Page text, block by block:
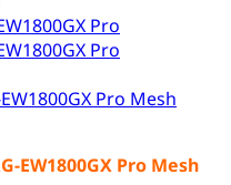
Pro Mesh
EW1800GX Pro Mesh